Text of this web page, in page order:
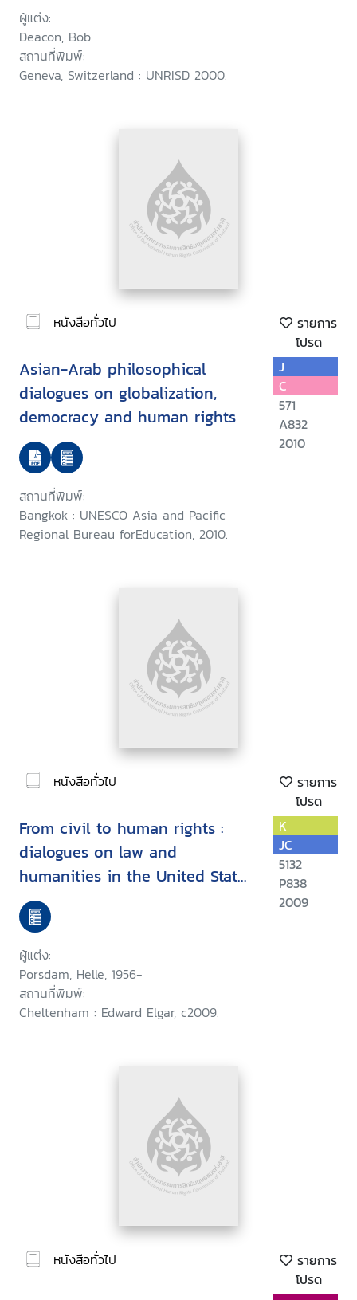
ผู้แต่ง:
Deacon, Bob
สถานที่พิมพ์:
Geneva, Switzerland : UNRISD 2000.
หนังสือทั่วไป
รายการ
โปรด
Asian-Arab philosophical
dialogues on globalization,
democracy and human rights
สถานที่พิมพ์:
Bangkok : UNESCO Asia and Pacific
Regional Bureau forEducation, 2010.
J
C
571
A832
2010
หนังสือทั่วไป
รายการ
โปรด
From civil to human rights :
dialogues on law and
humanities in the United States
and Europe
ผู้แต่ง:
Porsdam, Helle, 1956-
สถานที่พิมพ์:
Cheltenham : Edward Elgar, c2009.
K
JC
5132
P838
2009
หนังสือทั่วไป
รายการ
โปรด